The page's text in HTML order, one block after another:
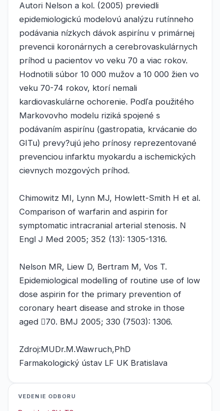
Autori Nelson a kol. (2005) previedli
epidemiologickú modelovú analýzu rutínneho
podávania nízkych dávok aspirínu v primárnej
prevencii koronárnych a cerebrovaskulárnych
príhod u pacientov vo veku 70 a viac rokov.
Hodnotili súbor 10 000 mužov a 10 000 žien vo
veku 70-74 rokov, ktorí nemali
kardiovaskulárne ochorenie. Podľa použitého
Markovovho modelu riziká spojené s
podávaním aspirínu (gastropatia, krvácanie do
GITu) prevy?ujú jeho prínosy reprezentované
prevenciou infarktu myokardu a ischemických
cievnych mozgových príhod.
Chimowitz MI, Lynn MJ, Howlett-Smith H et al.
Comparison of warfarin and aspirin for
symptomatic intracranial arterial stenosis. N
Engl J Med 2005; 352 (13): 1305-1316.
Nelson MR, Liew D, Bertram M, Vos T.
Epidemiological modelling of routine use of low
dose aspirin for the primary prevention of
coronary heart disease and stroke in those
aged 70. BMJ 2005; 330 (7503): 1306.
Zdroj:MUDr.M.Wawruch,PhD
Farmakologický ústav LF UK Bratislava
VEDENIE ODBORU